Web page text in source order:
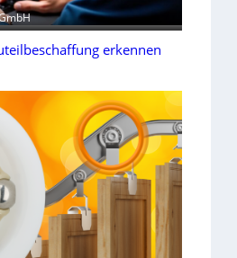
erkennen